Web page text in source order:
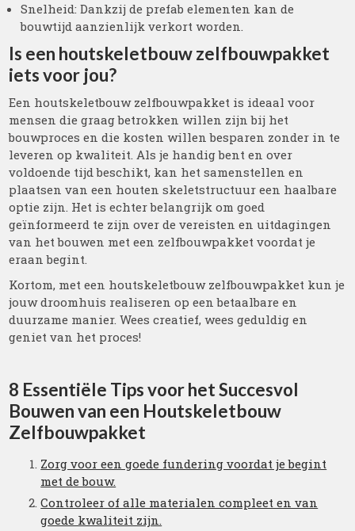
Snelheid: Dankzij de prefab elementen kan de
bouwtijd aanzienlijk verkort worden.
Is een houtskeletbouw zelfbouwpakket
iets voor jou?
Een houtskeletbouw zelfbouwpakket is ideaal voor
mensen die graag betrokken willen zijn bij het
bouwproces en die kosten willen besparen zonder in te
leveren op kwaliteit. Als je handig bent en over
voldoende tijd beschikt, kan het samenstellen en
plaatsen van een houten skeletstructuur een haalbare
optie zijn. Het is echter belangrijk om goed
geïnformeerd te zijn over de vereisten en uitdagingen
van het bouwen met een zelfbouwpakket voordat je
eraan begint.
Kortom, met een houtskeletbouw zelfbouwpakket kun je
jouw droomhuis realiseren op een betaalbare en
duurzame manier. Wees creatief, wees geduldig en
geniet van het proces!
8 Essentiële Tips voor het Succesvol
Bouwen van een Houtskeletbouw
Zelfbouwpakket
Zorg voor een goede fundering voordat je begint
met de bouw.
Controleer of alle materialen compleet en van
goede kwaliteit zijn.